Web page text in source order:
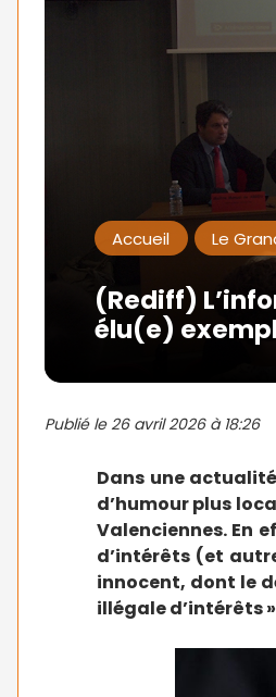
Accueil Le
(Rediff)
élu(e)
Publié le26 avril 2026 à 18:26
Dans une
d’humour plus
Valenciennes. En
d’intérêts (et
innocent, dont le
illégale d’intérêts